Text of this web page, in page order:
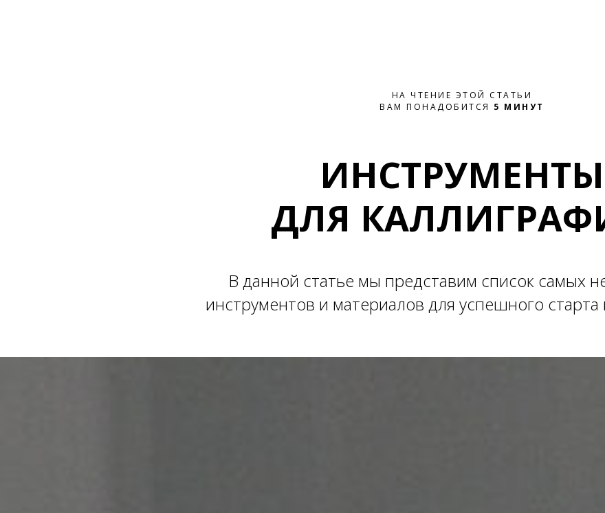
НА ЧТЕНИЕ ЭТОЙ СТАТЬИ
ВАМ ПОНАДОБИТСЯ 5 МИНУТ
ИНСТРУМЕНТЫ
ДЛЯ
В данной статье мы представим список самых
инструментов и материалов для успешного старта